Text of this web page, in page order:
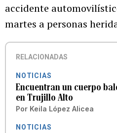
accidente
martes a personas
RELACIONADAS
NOTICIAS
Encuentran un cuerpo
en Trujillo Alto
Por Keila López Alicea
NOTICIAS